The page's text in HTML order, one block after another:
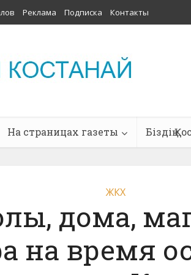
Реклама Подписка Контакты
На страницах газеты Біздің
ЖКХ
дома,
на время